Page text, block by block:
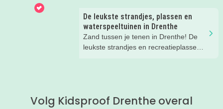
leuke dingen in Drenthe die je gedaan
moet hebben met kinderen. Zo vul je
makkelijk de hele zomervakantie.
De leukste strandjes, plassen en
waterspeeltuinen in Drenthe
Zand tussen je tenen in Drenthe! De
leukste strandjes en recreatieplassen.
Drenthe barst van de mooie
Volg Kidsproof Drenthe overal